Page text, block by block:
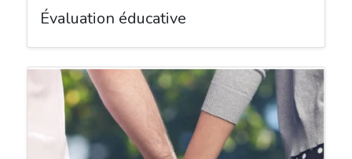
Évaluation éducative